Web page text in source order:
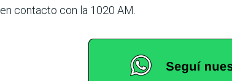
en contacto con la 1020 AM.